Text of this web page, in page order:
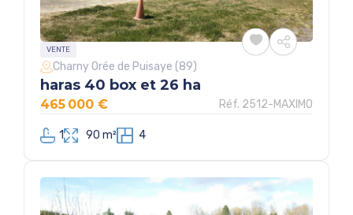
VENTE
Réf. 2512-MAXIMO
Charny Orée de Puisaye (89)
haras 40 box et 26 ha
1 90 m² 4
465 000 €